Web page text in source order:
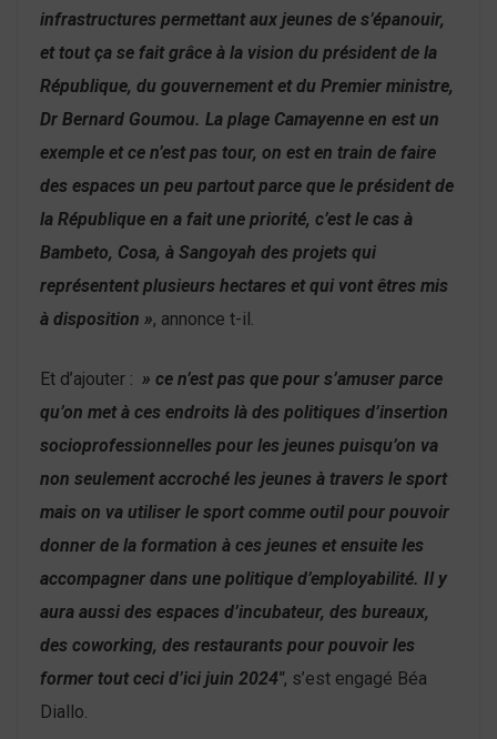
infrastructures permettant aux jeunes de s’épanouir,
et tout ça se fait grâce à la vision du président de la
République, du gouvernement et du Premier ministre,
Dr Bernard Goumou. La plage Camayenne en est un
exemple et ce n’est pas tour, on est en train de faire
des espaces un peu partout parce que le président de
la République en a fait une priorité, c’est le cas à
Bambeto, Cosa, à Sangoyah des projets qui
représentent plusieurs hectares et qui vont êtres mis
à disposition », annonce t-il.
Et d’ajouter : » ce n’est pas que pour s’amuser parce
qu’on met à ces endroits là des politiques d’insertion
socioprofessionnelles pour les jeunes puisqu’on va
non seulement accroché les jeunes à travers le sport
mais on va utiliser le sport comme outil pour pouvoir
donner de la formation à ces jeunes et ensuite les
accompagner dans une politique d’employabilité. Il y
aura aussi des espaces d’incubateur, des bureaux,
des coworking, des restaurants pour pouvoir les
former tout ceci d’ici juin 2024″, s’est engagé Béa
Diallo.